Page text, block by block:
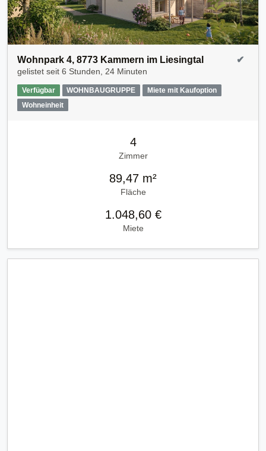
Wohnpark 4, 8773 Kammern im Liesingtal
gelistet seit 6 Stunden, 24 Minuten
Verfügbar WOHNBAUGRUPPE
Miete mit Kaufoption
Wohneinheit
✔
4
Zimmer
89,47 m²
Fläche
1.048,60 €
Miete